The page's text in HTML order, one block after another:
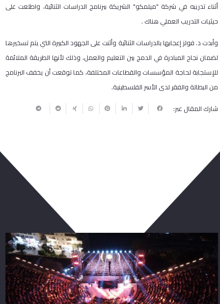
أثناء تدريبه في شركة "ميلمكو" الشريكة ببرنامج الدراسات الثنائية، واطلعت على
حيثيات التدريب العملي هناك .
وأبدت د. فولز إعجابها بالدراسات الثنائية وأثنت على الجهود الكبيرة التي يتم تسخيرها
لضمان نجاح المبادرة في الدمج بين التعليم والعمل، وذلك لأنها الطريقة الملائمة
للإستجابة لحاجة المؤسسات والقطاعات المختلفة، كما توقعت أن يخفف البرنامج
من البطالة والفقر لدى الأسر الفلسطينية.
شارك المقال عبر: